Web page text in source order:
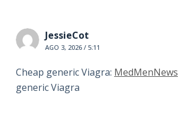
JessieCot
AGO 3, 2026 / 5:11
Cheap generic Viagra: MedMenNews
generic Viagra